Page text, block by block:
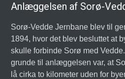
Anlæggelsen af Sorø-
Sorø-Vedde Jernbane blev til
1894, hvor det blev besluttet at
skulle forbinde Sorø med
grunde til anlæggelsen var, at
lå cirka to kilometer uden for